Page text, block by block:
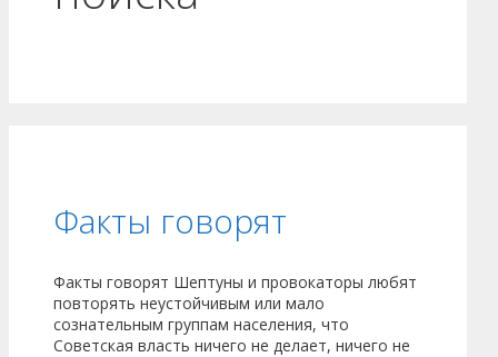
Факты говорят
Факты говорят Шептуны и провокаторы любят
повторять неустойчивым или мало
сознательным группам населения, что
Советская власть ничего не делает, ничего не